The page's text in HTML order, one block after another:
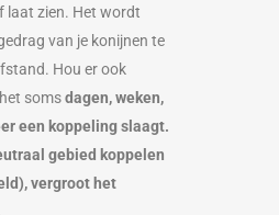
laat zien. Het wordt
van je konijnen te
Hou er ook
somsdagen, weken,
een koppeling slaagt.
gebied koppelen
vergroot het